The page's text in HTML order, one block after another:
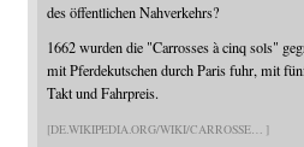
des öffentlichen Nahverkehrs?
1662 wurden die "Carrosses à cinq sols"
mit Pferdekutschen durch Paris fuhr, mit
Takt und Fahrpreis.
DE.WIKIPEDIA.ORG/WIKI/CARROSSE